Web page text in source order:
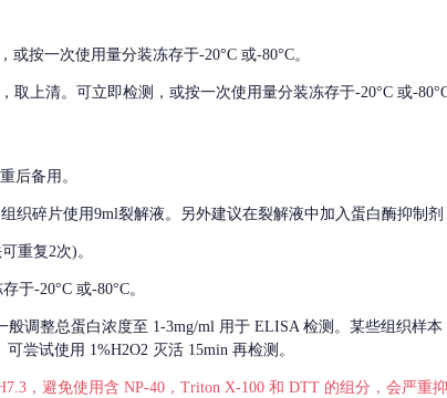
按一次使用量分装冻存于-20°C 或-80°C。
取上清。可立即检测，或按一次使用量分装冻存于-20°C 或-
后备用。
组织碎片使用9ml裂解液。另外建议在裂解液中加入蛋白酶抑制剂
重复2次)。
于-20°C 或-80°C。
般调整总蛋白浓度至 1-3mg/ml 用于 ELISA 检测。某些组织样
尝试使用 1%H2O2 灭活 15min 再检测。
，避免使用含 NP-40，Triton X-100 和 DTT 的组分，会严重